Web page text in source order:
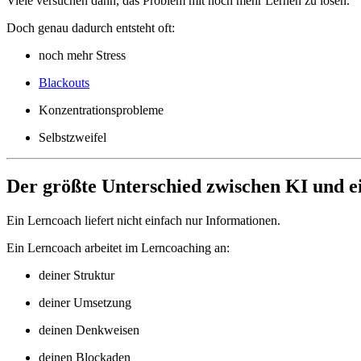
Doch genau dadurch entsteht oft:
noch mehr Stress
Blackouts
Konzentrationsprobleme
Selbstzweifel
Der größte Unterschied zwischen KI und
Ein Lerncoach liefert nicht einfach nur Informationen.
Ein Lerncoach arbeitet im Lerncoaching an:
deiner Struktur
deiner Umsetzung
deinen Denkweisen
deinen Blockaden